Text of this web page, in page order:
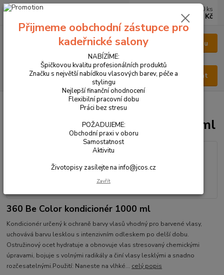
Menu
Hledat
0 ks
0 Kč
VŠECHNY PRODUKTY 360 Be Color kondicionér 1000 ml
360 Be Color kondicionér 1000 ml
360 Be Color kondicionér 1000 ml
Kondicionér určený k ochraně barvy vlasů vhodný pro barvené vlasy,
uchovává barvu lesklou s intenzivním odleskem po delší dobu.
Ostružinový ocet hydratuje a obnovuje vlas stresovaný chemickými
úpravami, bojuje s volnými radikály a činí vlasy lesklými a snadno
rozčesatelnými.Použití: Naneste na vlhké... celý popis
Přijmeme oobchodní zástupce pro
kadeřnické salony
NABÍZÍME:
Špičkovou kvalitu profesionálních produktů
Značku s největší nabídkou vlasových barev, péče a
stylingu
Nejlepší finanční ohodnocení
Flexibilní pracovní dobu
Práci bez stresu
POŽADUJEME:
Obchodní praxi v oboru
Samostatnost
Aktivitu
Životopisy zasílejte na info@jcos.cz
Zavřít